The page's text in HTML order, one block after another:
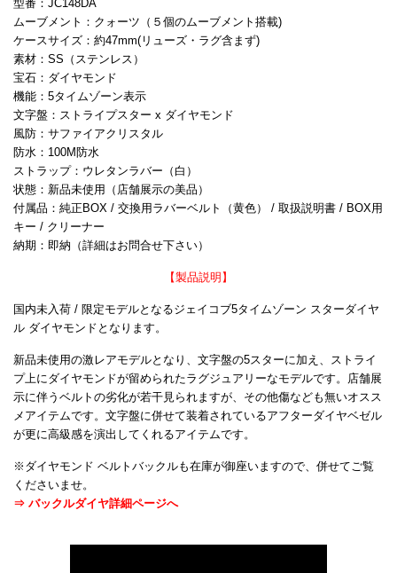
型番：JC148DA
ムーブメント：クォーツ（５個のムーブメント搭載)
ケースサイズ：約47mm(リューズ・ラグ含まず)
素材：SS（ステンレス）
宝石：ダイヤモンド
機能：5タイムゾーン表示
文字盤：ストライプスター x ダイヤモンド
風防：サファイアクリスタル
防水：100M防水
ストラップ：ウレタンラバー（白）
状態：新品未使用（店舗展示の美品）
付属品：純正BOX / 交換用ラバーベルト（黄色） / 取扱説明書 / BOX用
キー / クリーナー
納期：即納（詳細はお問合せ下さい）
【製品説明】
国内未入荷 / 限定モデルとなるジェイコブ5タイムゾーン スターダイヤ
ル ダイヤモンドとなります。
新品未使用の激レアモデルとなり、文字盤の5スターに加え、ストライ
プ上にダイヤモンドが留められたラグジュアリーなモデルです。店舗展
示に伴うベルトの劣化が若干見られますが、その他傷なども無いオスス
メアイテムです。文字盤に併せて装着されているアフターダイヤベゼル
が更に高級感を演出してくれるアイテムです。
※ダイヤモンド ベルトバックルも在庫が御座いますので、併せてご覧
くださいませ。
⇒ バックルダイヤ詳細ページへ